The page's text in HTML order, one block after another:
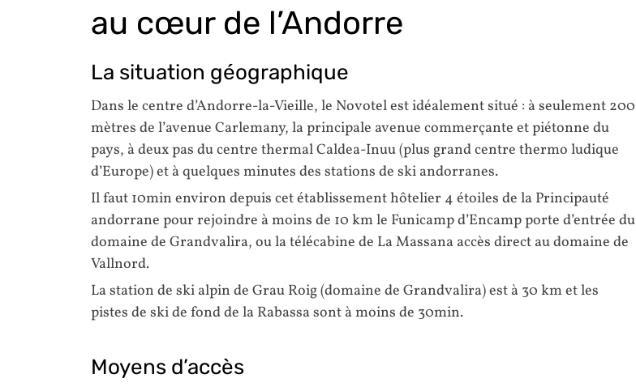
au cœur de l’Andorre
La situation géographique
Dans le centre d’Andorre-la-Vieille, le Novotel est idéalement situé : à seulement 200
mètres de l’avenue Carlemany, la principale avenue commerçante et piétonne du
pays, à deux pas du centre thermal Caldea-Inuu (plus grand centre thermo ludique
d’Europe) et à quelques minutes des stations de ski andorranes.
Il faut 10min environ depuis cet établissement hôtelier 4 étoiles de la Principauté
andorrane pour rejoindre à moins de 10 km le Funicamp d’Encamp porte d’entrée du
domaine de Grandvalira, ou la télécabine de La Massana accès direct au domaine de
Vallnord.
La station de ski alpin de Grau Roig (domaine de Grandvalira) est à 30 km et les
pistes de ski de fond de la Rabassa sont à moins de 30min.
Moyens d’accès